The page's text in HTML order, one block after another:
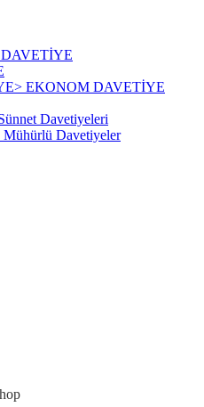
> EKONOM DAVETİYE
Davetiyeleri
Mühürlü Davetiyeler